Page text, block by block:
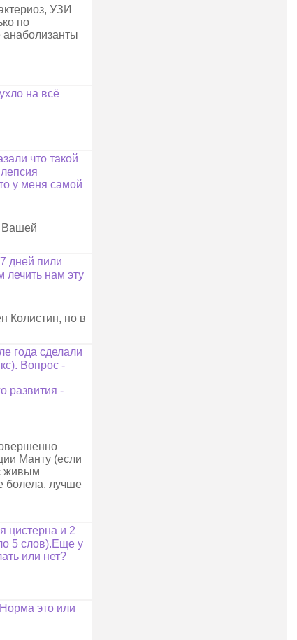
УЗИ
по
анаболизанты
на всё
что такой
у меня самой
Вашей
дней пили
лечить нам эту
Колистин, но в
года сделали
Вопрос -
развития -
Манту (если
живым
болела, лучше
цистерна и 2
5 слов).Еще у
или нет?
это или